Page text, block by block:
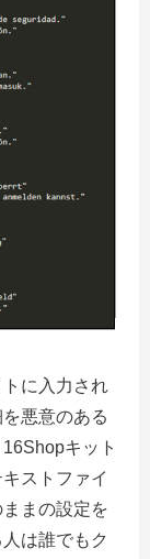
に入力され
悪意のある
16Shopキット
ストファイ
まの設定を
は誰でもク